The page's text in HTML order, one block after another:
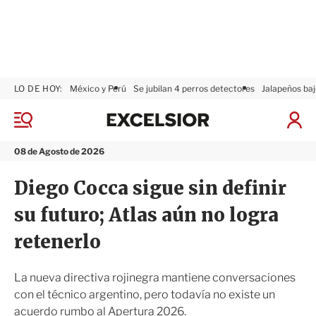
M
n
08 de Agosto de 2026
LO DE HOY: México y Perú Se jubilan 4 perros detectores Jalapeños
I
ó
x
i
r
Diego Cocca sigue sin definir
su futuro; Atlas aún no logra
retenerlo
La nueva directiva rojinegra mantiene conversaciones
con el técnico argentino, pero todavía no existe un
acuerdo rumbo al Apertura 2026.